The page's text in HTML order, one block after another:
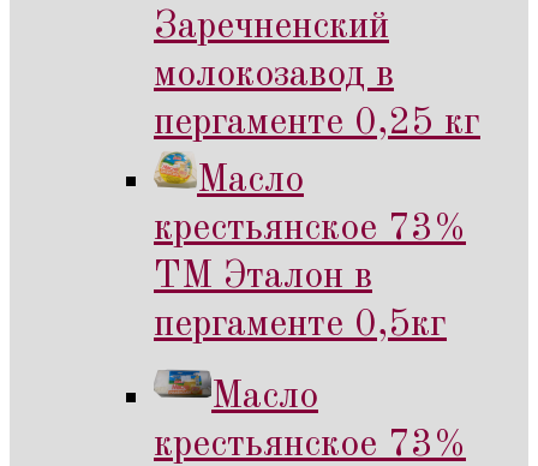
Заречненский
молокозавод в
пергаменте 0,25 кг
Масло
крестьянское 73%
ТМ Эталон в
пергаменте 0,5кг
Масло
крестьянское 73%